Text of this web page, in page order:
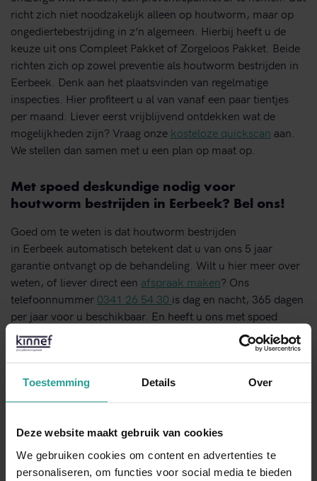
Toestemming Details Over
Deze website maakt gebruik van cookies
We gebruiken cookies om content en advertenties te
personaliseren, om functies voor social media te bieden
richt zich niet noodzakelijk alleen op houtworm, maar op
ongediertebestrijding in z’n algemeen. Hierbij heeft u de
keuze uit ons Compleet Pakket of Zorgeloos Pakket. Beide
richten zich op zowel preventie als houtworm bestrijden in
Eerbeek. Denk aan het plaatsvinden van regelmatige
inspecties. Hier profiteert u al van vanaf een paar tientjes
per maand. Liever eerst vrijblijvend ontdekken wat de
mogelijkheden zijn? Vraag onze kosteloze quickscan aan.
We stellen dan samen met u een plan op maat op.
Met spoed deskundige nodig voor
houtworm bestrijden in Eerbeek? Bel ons!
Goed om te weten is dat houtworm bestrijden
in Eerbeek automatisch betekent dat u van ons 5 jaar
garantie ontvangt op de behandeling. Wilt u hier meer over
weten, of liever direct een afspraak maken? Ons
telefoonnummer 0341 26 54 30 is dag en nacht, 365 dagen
per jaar voor u beschikbaar. En heeft u ons met spoed
nodig, dan hoeft u niet te wachten tot de volgende dag. Al
binnen 4 uur kan één van onze gecertificeerde
contactformulier is eenvoudig te gebruiken. Vul deze in,
verzend hem digitaal en wij zorgen dat we binnen een
BEL ONS DIRECT